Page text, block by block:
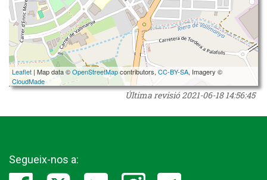
Leaflet | Map data ©OpenStreetMapcontributors, CC-BY-SA, Imagery ©
CloudMade
Última revisió2021-06-18 14:56:45
Segueix-nos a: